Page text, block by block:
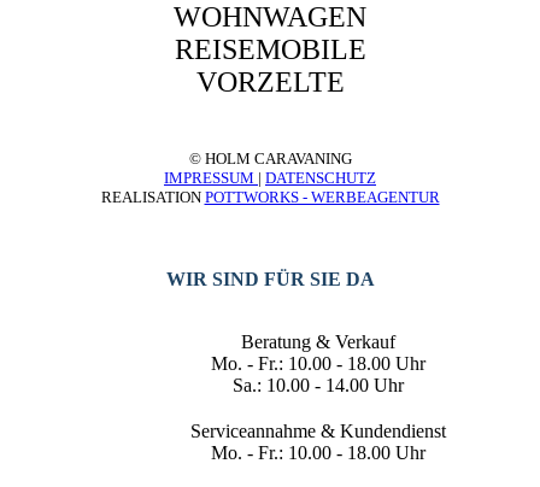
WOHNWAGEN
REISEMOBILE
VORZELTE
© HOLM CARAVANING
IMPRESSUM | DATENSCHUTZ
REALISATION POTTWORKS - WERBEAGENTUR
WIR SIND FÜR SIE DA
Beratung & Verkauf
Mo. - Fr.: 10.00 - 18.00 Uhr
Sa.: 10.00 - 14.00 Uhr
Serviceannahme & Kundendienst
Mo. - Fr.: 10.00 - 18.00 Uhr